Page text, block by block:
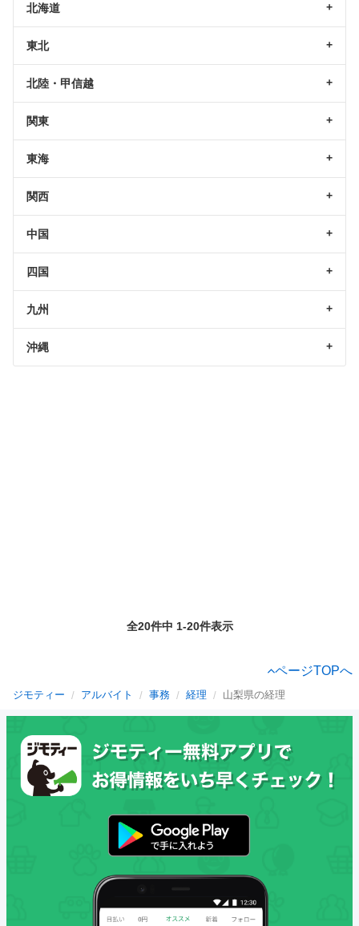
北海道
東北
北陸・甲信越
関東
東海
関西
中国
四国
九州
沖縄
全20件中 1-20件表示
ページTOPへ
ジモティー アルバイト 事務 経理 山梨県の経理